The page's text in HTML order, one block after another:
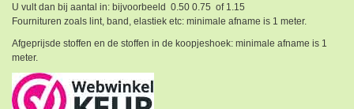
U vult dan bij aantal in: bijvoorbeeld 0.50 0.75 of 1.15
Fournituren zoals lint, band, elastiek etc: minimale afname is 1 meter.
Afgeprijsde stoffen en de stoffen in de koopjeshoek: minimale afname is 1
meter.